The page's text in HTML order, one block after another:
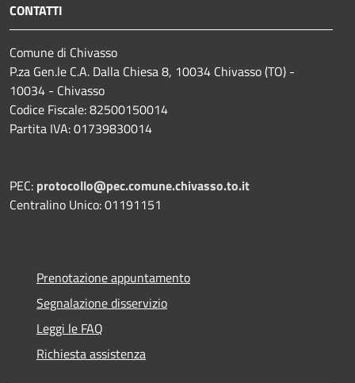
CONTATTI
Comune di Chivasso
P.za Gen.le C.A. Dalla Chiesa 8, 10034 Chivasso (TO) -
10034 - Chivasso
Codice Fiscale: 82500150014
Partita IVA: 01739830014
PEC: protocollo@pec.comune.chivasso.to.it
Centralino Unico: 01191151
Prenotazione appuntamento
Segnalazione disservizio
Leggi le FAQ
Richiesta assistenza